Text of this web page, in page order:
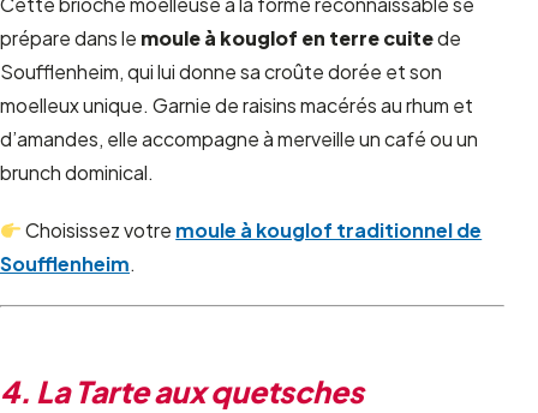
prépare dans le moule à kouglof en terre cuitede
Soufflenheim, qui lui donne sa croûte dorée et son
moelleux unique. Garnie de raisins macérés au rhum et
d’amandes, elle accompagne à merveille un café ou un
brunch dominical.
Choisissez votre moule à kouglof traditionnel de
Soufflenheim.
4. La Tarte aux quetsches